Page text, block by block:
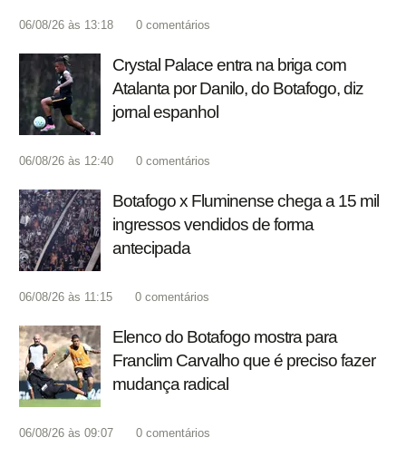
06/08/26 às 13:18 0 comentários
Crystal Palace entra na briga com
Atalanta por Danilo, do Botafogo, diz
jornal espanhol
06/08/26 às 12:40 0 comentários
Botafogo x Fluminense chega a 15 mil
ingressos vendidos de forma
antecipada
06/08/26 às 11:15 0 comentários
Elenco do Botafogo mostra para
Franclim Carvalho que é preciso fazer
mudança radical
06/08/26 às 09:07 0 comentários